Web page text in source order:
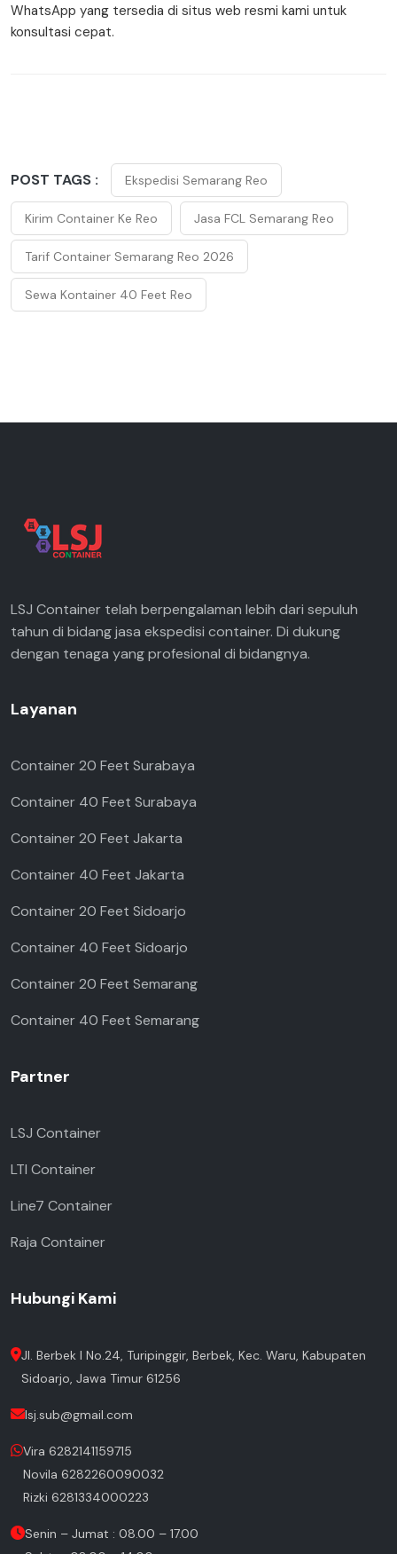
WhatsApp yang tersedia di situs web resmi kami untuk
konsultasi cepat.
POST TAGS : Ekspedisi Semarang Reo
Kirim Container Ke Reo Jasa FCL Semarang Reo
Tarif Container Semarang Reo 2026
Sewa Kontainer 40 Feet Reo
LSJ Container telah berpengalaman lebih dari sepuluh
tahun di bidang jasa ekspedisi container. Di dukung
dengan tenaga yang profesional di bidangnya.
Layanan
Container 20 Feet Surabaya
Container 40 Feet Surabaya
Container 20 Feet Jakarta
Container 40 Feet Jakarta
Container 20 Feet Sidoarjo
Container 40 Feet Sidoarjo
Container 20 Feet Semarang
Container 40 Feet Semarang
Partner
LSJ Container
LTI Container
Line7 Container
Raja Container
Hubungi Kami
Jl. Berbek I No.24, Turipinggir, Berbek, Kec. Waru, Kabupaten
Sidoarjo, Jawa Timur 61256
lsj.sub@gmail.com
Vira 6282141159715
Novila 6282260090032
Rizki 6281334000223
Senin – Jumat : 08.00 – 17.00